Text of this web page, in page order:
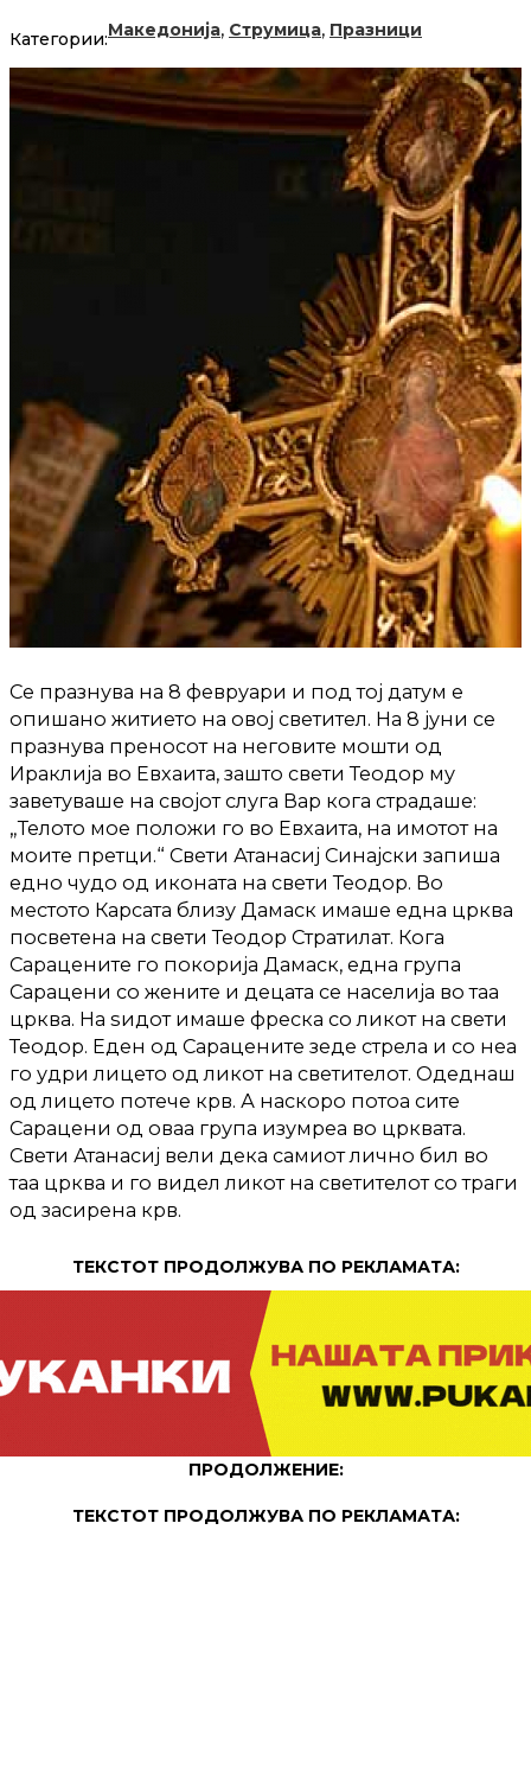
Категории:Македонија, Струмица, Празници
Се празнува на 8 февруари и под тој датум е
опишано житието на овој светител. На 8 јуни се
празнува преносот на неговите мошти од
Ираклија во Евхаита, зашто свети Теодор му
заветуваше на својот слуга Вар кога страдаше:
„Телото мое положи го во Евхаита, на имотот на
моите претци.“ Свети Атанасиј Синајски запиша
едно чудо од иконата на свети Теодор. Во
местото Карсата близу Дамаск имаше една црква
посветена на свети Теодор Стратилат. Кога
Сарацените го покорија Дамаск, една група
Сарацени со жените и децата се населија во таа
црква. На ѕидот имаше фреска со ликот на свети
Теодор. Еден од Сарацените зеде стрела и со неа
го удри лицето од ликот на светителот. Одеднаш
од лицето потече крв. А наскоро потоа сите
Сарацени од оваа група изумреа во црквата.
Свети Атанасиј вели дека самиот лично бил во
таа црква и го видел ликот на светителот со траги
од засирена крв.
ТЕКСТОТ ПРОДОЛЖУВА ПО РЕКЛАМАТА:
ПРОДОЛЖЕНИЕ:
ТЕКСТОТ ПРОДОЛЖУВА ПО РЕКЛАМАТА: